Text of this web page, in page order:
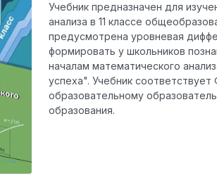
Учебник предназначен для
анализа в 11 классе
предусмотрена уровневая
формировать у школьников
началам математического
успеха". Учебник
образовательному
образования.